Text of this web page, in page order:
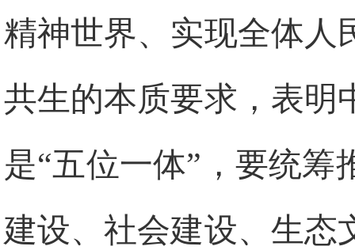
精神世界、实现全体人
共生的本质要求，表明
是“五位一体”，要统
建设、社会建设、生态